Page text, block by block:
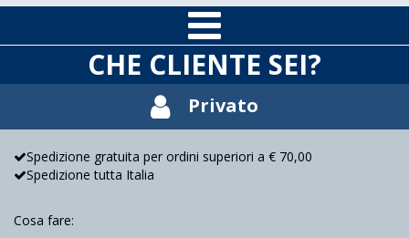
CHE CLIENTE SEI?
Privato
Spedizione gratuita per ordini superiori a € 70,00
Spedizione tutta Italia
Cosa fare: